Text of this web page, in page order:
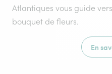
Atlantiques vous guide
bouquet de fleurs.
En